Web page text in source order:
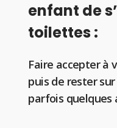
enfant de
toilettes :
Faire accepter à
puis de rester
parfois quelques